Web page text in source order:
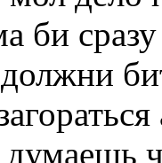
би
думаешь